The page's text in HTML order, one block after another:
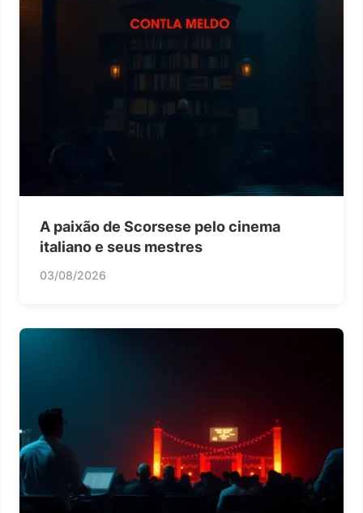
A paixão de Scorsese pelo cinema
italiano e seus mestres
03/08/2026